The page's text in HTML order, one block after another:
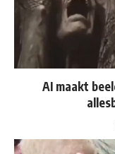
AI maakt